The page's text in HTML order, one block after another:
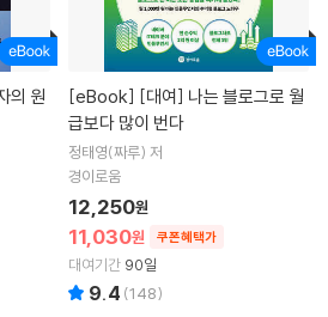
[eBook]
급보다 많이 번다
정태영(짜루) 저
경이로움
11,030원 쿠폰혜택가
12,250원
대여기간 90일
9.4 (148)